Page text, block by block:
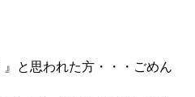
』と思われた方・・・ごめん